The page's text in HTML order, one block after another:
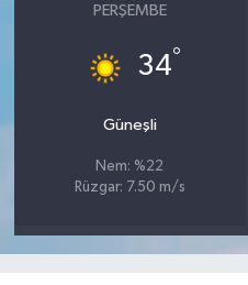
PERŞEMBE
34°
Güneşli
Nem: %22
Rüzgar: 7.50 m/s